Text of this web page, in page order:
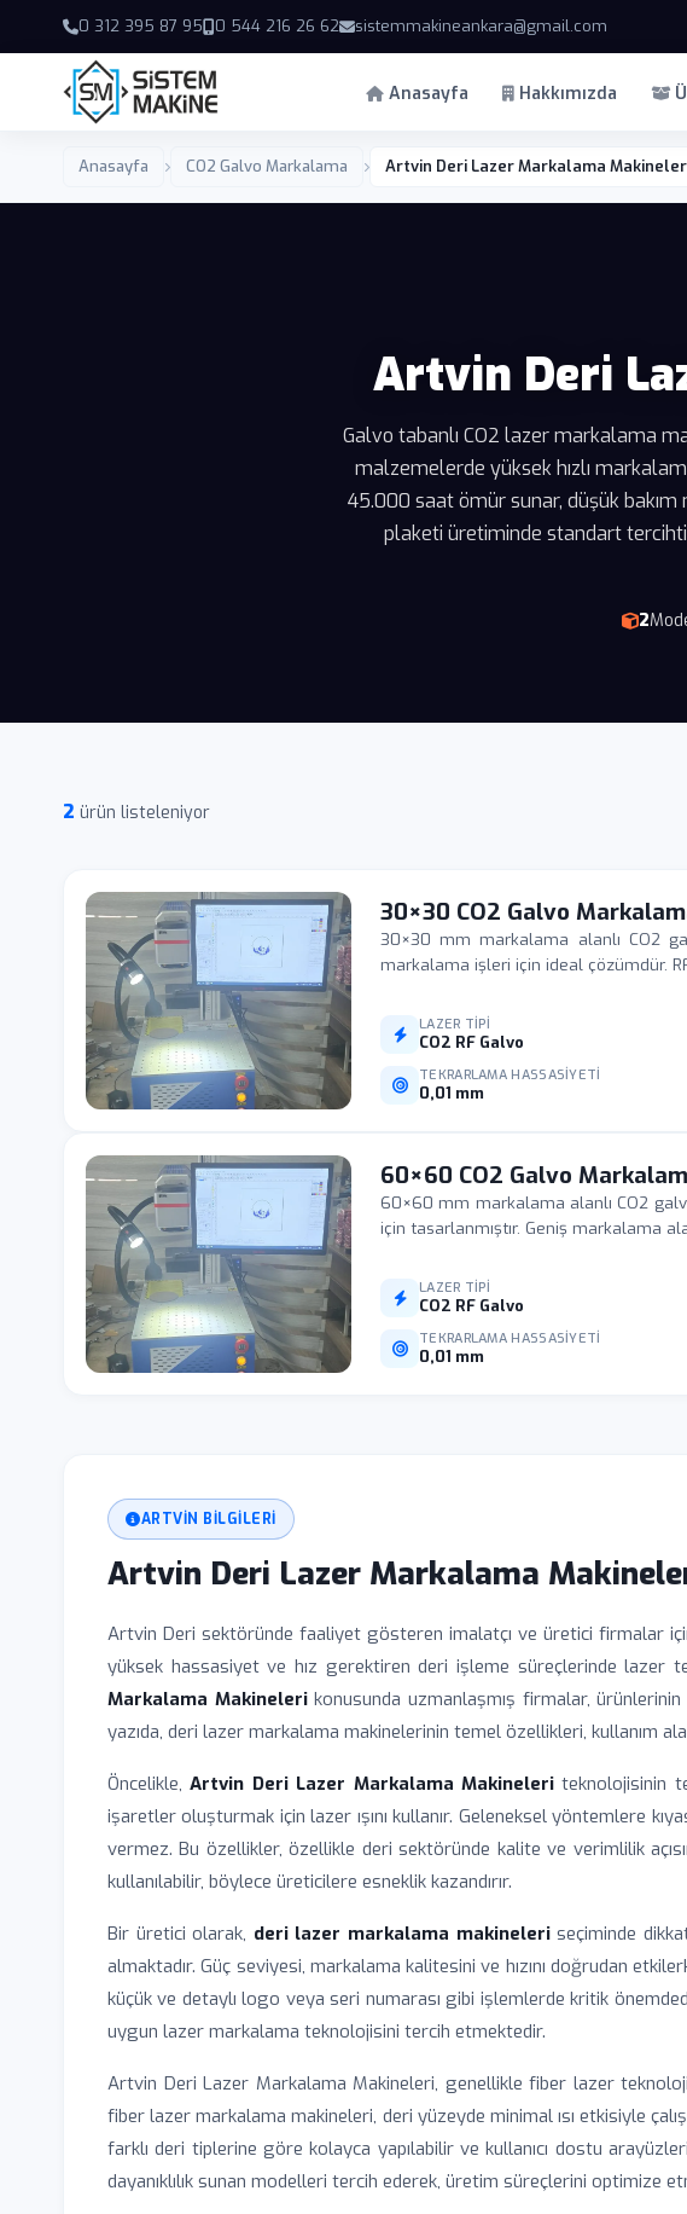
0 312 395 87 95 0 544 216 26 62 sistemmakineankara@gmail.com
Anasayfa Hakkımızda
Anasayfa CO2 Galvo Markalama Artvin Deri Lazer Markalama
Artvin Deri
Galvo tabanlı CO2 lazer markalama
malzemelerde yüksek hızlı
45.000 saat ömür sunar, düşük
plaketi üretiminde standart
2
2 ürün listeleniyor
30×30 CO2 Galvo
30×30 mm markalama alanlı CO2
markalama işleri için ideal çözümdür.
LAZER TIPI
CO2 RF Galvo
TEKRARLAMA HASSASIYETI
0,01 mm
60×60 CO2 Galvo
60×60 mm markalama alanlı CO2
için tasarlanmıştır. Geniş markalama
LAZER TIPI
CO2 RF Galvo
TEKRARLAMA HASSASIYETI
0,01 mm
ARTVIN BILGILERI
Artvin Deri Lazer Markalama
Artvin Deri sektöründe faaliyet gösteren imalatçı ve üretici firmalar
yüksek hassasiyet ve hız gerektiren deri işleme süreçlerinde lazer
Markalama Makinelerikonusunda uzmanlaşmış firmalar,
yazıda, deri lazer markalama makinelerinin temel özellikleri, kullanım
Öncelikle,Artvin Deri Lazer Markalama Makineleri teknolojisinin
işaretler oluşturmak için lazer ışını kullanır. Geleneksel yöntemlere
vermez. Bu özellikler, özellikle deri sektöründe kalite ve verimlilik
kullanılabilir, böylece üreticilere esneklik kazandırır.
Bir üretici olarak, deri lazer markalama makineleriseçiminde
almaktadır. Güç seviyesi, markalama kalitesini ve hızını doğrudan
küçük ve detaylı logo veya seri numarası gibi işlemlerde kritik
uygun lazer markalama teknolojisini tercih etmektedir.
Artvin Deri Lazer Markalama Makineleri, genellikle fiber lazer
fiber lazer markalama makineleri, deri yüzeyde minimal ısı etkisiyle
farklı deri tiplerine göre kolayca yapılabilir ve kullanıcı dostu
dayanıklılık sunan modelleri tercih ederek, üretim süreçlerini optimize